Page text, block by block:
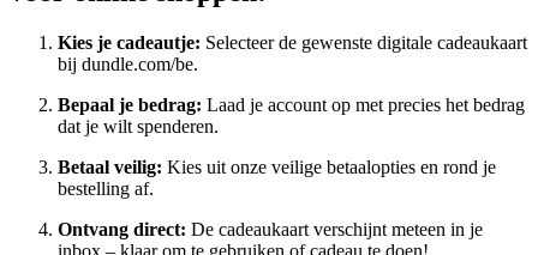
Kies je cadeautje: Selecteer de gewenste digitale cadeaukaart
bij dundle.com/be.
Bepaal je bedrag: Laad je account op met precies het bedrag
dat je wilt spenderen.
Betaal veilig: Kies uit onze veilige betaalopties en rond je
bestelling af.
Ontvang direct: De cadeaukaart verschijnt meteen in je
inbox – klaar om te gebruiken of cadeau te doen!